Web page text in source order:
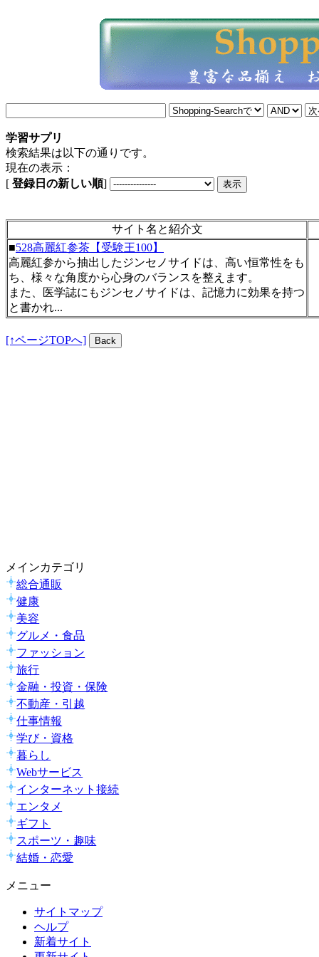
学習サプリ
検索結果は以下の通りです。
現在の表示：
[ 登録日の新しい順]
サイト名と紹介文
■528高麗紅参茶【受験王100】
高麗紅参から抽出したジンセノサイドは、高い恒常性をも
ち、様々な角度から心身のバランスを整えます。
また、医学誌にもジンセノサイドは、記憶力に効果を持つ
と書かれ...
[↑ページTOPへ]
メインカテゴリ
総合通販
健康
美容
グルメ・食品
ファッション
旅行
金融・投資・保険
不動産・引越
仕事情報
学び・資格
暮らし
Webサービス
インターネット接続
エンタメ
ギフト
スポーツ・趣味
結婚・恋愛
メニュー
サイトマップ
ヘルプ
新着サイト